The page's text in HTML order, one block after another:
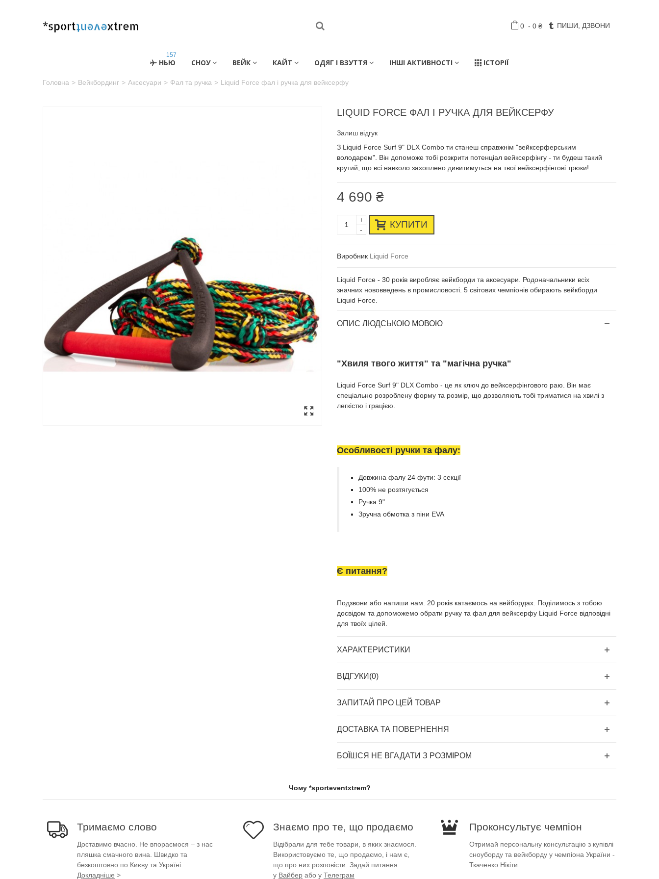
ПИШИ, ДЗВОНИ
0 - 0 ₴
НЬЮ
157
СНОУ ВЕЙК КАЙТ ОДЯГ І ВЗУТТЯ ІНШІ АКТИВНОСТІ ІСТОРІЇ
Головна > Вейкбординг > Аксесуари > Фал та ручка > Liquid Force фал і ручка для вейксерфу
LIQUID FORCE ФАЛ І РУЧКА ДЛЯ ВЕЙКСЕРФУ
Залиш відгук
З Liquid Force Surf 9" DLX Combo ти станеш справжнім "вейксерферським
володарем". Він допоможе тобі розкрити потенціал вейксерфінгу - ти будеш такий
крутий, що всі навколо захоплено дивитимуться на твої вейксерфінгові трюки!
4 690 ₴
-
+ КУПИТИ
Виробник Liquid Force
Liquid Force - 30 років виробляє вейкборди та аксесуари. Родоначальники всіх
значних нововведень в промисловості. 5 світових чемпіонів обирають вейкборди
Liquid Force.
ОПИС ЛЮДСЬКОЮ МОВОЮ
"Хвиля твого життя" та "магічна ручка"
Liquid Force Surf 9" DLX Combo - це як ключ до вейксерфінгового раю. Він має
спеціально розроблену форму та розмір, що дозволяють тобі триматися на хвилі з
легкістю і грацією.
Особливості ручки та фалу:
Довжина фалу 24 фути: 3 секції
100% не розтягується
Ручка 9"
Зручна обмотка з піни EVA
Є питання?
Подзвони або напиши нам. 20 років катаємось на вейбордах. Поділимось з тобою
досвідом та допоможемо обрати ручку та фал для вейксерфу Liquid Force відповідні
для твоїх цілей.
ХАРАКТЕРИСТИКИ
ВІДГУКИ(0)
ЗАПИТАЙ ПРО ЦЕЙ ТОВАР
ДОСТАВКА ТА ПОВЕРНЕННЯ
БОЇШСЯ НЕ ВГАДАТИ З РОЗМІРОМ
Чому *sporteventxtrem?
Тримаємо слово
Доставимо вчасно. Не впораємося – з нас
пляшка смачного вина. Швидко та
безкоштовно по Києву та Україні.
Докладніше >
Знаємо про те, що продаємо
Відібрали для тебе товари, в яких знаємося.
Використовуємо те, що продаємо, і нам є,
що про них розповісти. Задай питання
у Вайберабо у Телеграм
Проконсультує чемпіон
Отримай персональну консультацію з купівлі
сноуборду та вейкборду у чемпіона України -
Ткаченко Нікіти.